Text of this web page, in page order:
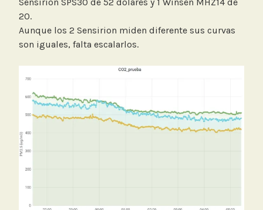
20.
Aunque los 2 Sensirion miden diferente sus curvas
son iguales, falta escalarlos.